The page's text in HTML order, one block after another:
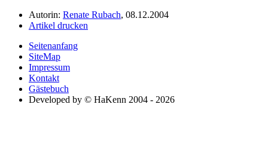
Autorin: Renate Rubach, 08.12.2004
Artikel drucken
Seitenanfang
SiteMap
Impressum
Kontakt
Gästebuch
Developed by © HaKenn 2004 - 2026